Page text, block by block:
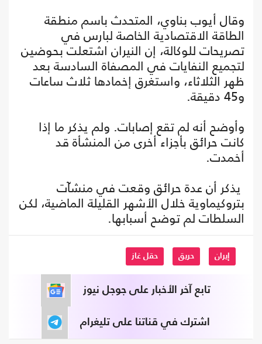
وقال أيوب بناوي، المتحدث باسم منطقة
الطاقة الاقتصادية الخاصة لبارس في
تصريحات للوكالة، إن النيران اشتعلت بحوضين
لتجميع النفايات في المصفاة السادسة بعد
ظهر الثلاثاء، واستغرق إخمادها ثلاث ساعات
و45 دقيقة.
وأوضح أنه لم تقع إصابات. ولم يذكر ما إذا
كانت حرائق بأجزاء أخرى من المنشأة قد
أخمدت.
يذكر أن عدة حرائق وقعت في منشآت
بتروكيماوية خلال الأشهر القليلة الماضية، لكن
السلطات لم توضح أسبابها.
إيران حريق حقل غاز
تابع آخر الأخبار على جوجل نيوز
اشترك في قناتنا على تليغرام